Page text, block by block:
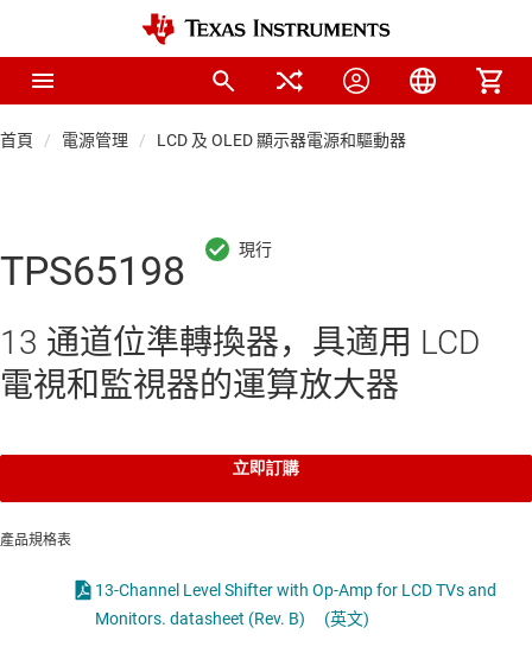
首頁 電源管理 LCD 及 OLED 顯示器電源和驅動器
TPS65198
13 通道位準轉換器，具適用 LCD
電視和監視器的運算放大器
立即訂購
產品規格表
13-Channel Level Shifter with Op-Amp for LCD TVs and
Monitors. datasheet (Rev. B)
(英文)